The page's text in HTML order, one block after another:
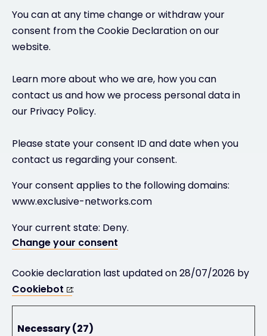
You can at any time change or withdraw your
consent from the Cookie Declaration on our
website.
Learn more about who we are, how you can
contact us and how we process personal data in
our Privacy Policy.
Please state your consent ID and date when you
contact us regarding your consent.
Your consent applies to the following domains:
www.exclusive-networks.com
Your current state: Deny.
Change your consent
Cookie declaration last updated on 28/07/2026 by
Cookiebot
:
Necessary (27)